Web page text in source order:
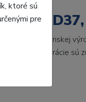
I38-D37,
zuby talianskej
novej generácie
ktoré sú
pre